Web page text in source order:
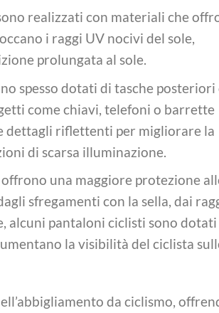
realizzati con materiali che
i raggi UV nocivi del sole,
prolungata al sole.
spesso dotati di tasche posteriori
come chiavi, telefoni o barrette
dettagli riflettenti per migliorare la
di scarsa illuminazione.
una maggiore protezione
sfregamenti con la sella, dai
alcuni pantaloni ciclisti sono dotati
la visibilità del ciclista
da ciclismo,